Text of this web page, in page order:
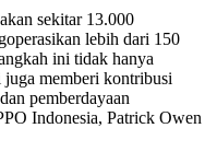
sekitar 13.000
lebih dari 150
ini tidak hanya
juga memberi kontribusi
pemberdayaan
Indonesia, Patrick Owen